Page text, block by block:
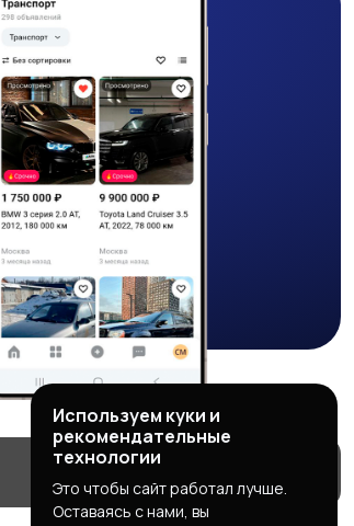
Используем куки и
рекомендательные
технологии
Это чтобы сайт работал лучше.
Оставаясь с нами, вы